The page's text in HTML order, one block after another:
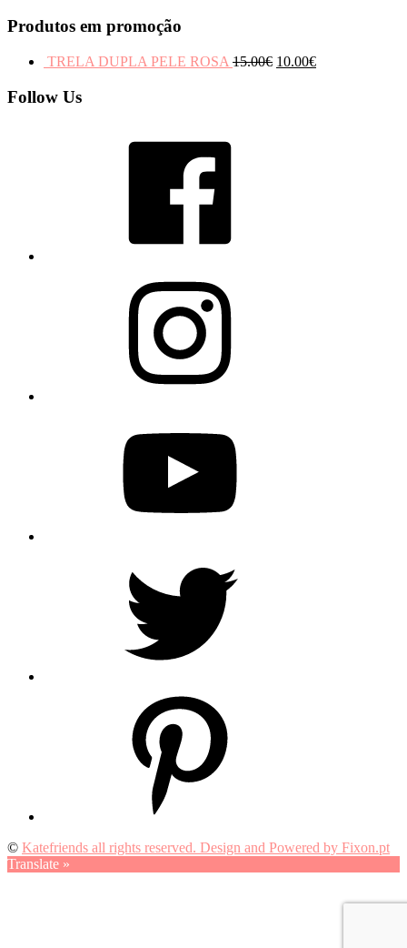
Produtos em promoção
TRELA DUPLA PELE ROSA 15.00€ 10.00€
Follow Us
© Katefriends all rights reserved. Design and Powered by Fixon.pt
Translate »